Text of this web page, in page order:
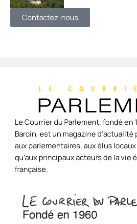
Contactez-nous
Le Courrier du Parlement, fondé en
Baroin, est un magazine
aux parlementaires, aux élus
qu’aux principaux acteurs de la vie
française.